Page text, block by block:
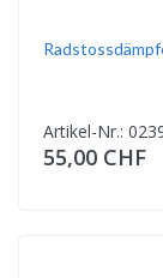
Artikel-Nr.:
55,00 CHF